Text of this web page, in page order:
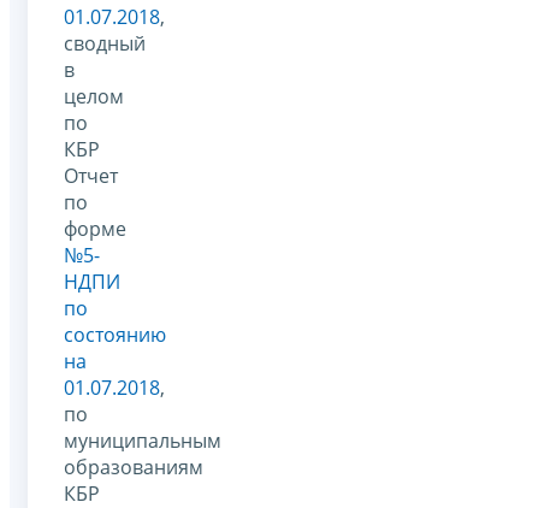
01.07.2018,
сводный
в
целом
по
КБР
Отчет
по
форме
№5-
НДПИ
по
состоянию
на
01.07.2018,
по
муниципальным
образованиям
КБР